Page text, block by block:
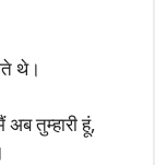
थे।
तुम्हारी हूं,